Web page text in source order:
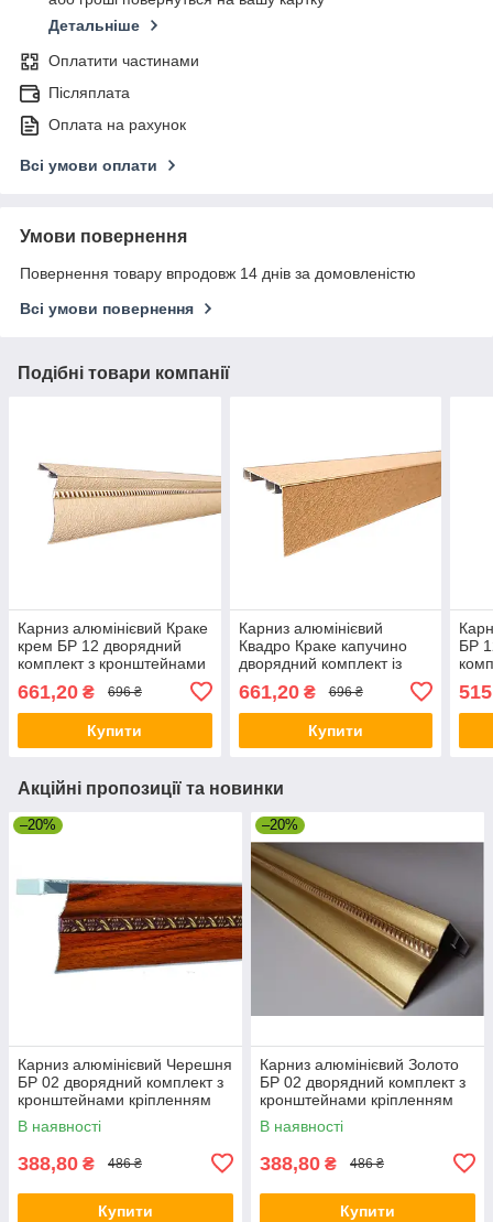
Детальніше
Оплатити частинами
Післяплата
Оплата на рахунок
Всі умови оплати
Умови повернення
Повернення товару впродовж 14 днів за домовленістю
Всі умови повернення
Подібні товари компанії
Карниз алюмінієвий Краке
крем БР 12 дворядний
комплект з кронштейнами
661,20 ₴ 696 ₴
Купити
Карниз алюмінієвий
Квадро Краке капучино
дворядний комплект із
кронштейнами кріплення
661,20₴ 696 ₴
Купити
БР
Акційні пропозиції та новинки
–20%
Карниз алюмінієвий Черешня
БР 02 дворядний комплект з
кронштейнами кріпленням
В наявності
388,80 ₴ 486 ₴
Купити
–20%
Карниз алюмінієвий Золото
БР 02 дворядний комплект з
кронштейнами кріпленням
В наявності
388,80 ₴ 486 ₴
Купити